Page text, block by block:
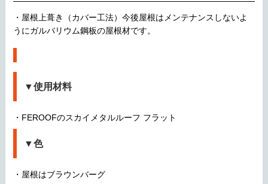
・屋根上葺き（カバー工法）今後屋根はメンテナンスしないよ
うにガルバリウム鋼板の屋根材です。
▼使用材料
・FEROOFのスカイメタルルーフ フラット
▼色
・屋根はブラウンバーグ